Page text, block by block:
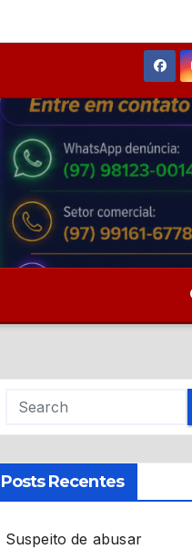
Posts Recentes
Suspeito de abusar